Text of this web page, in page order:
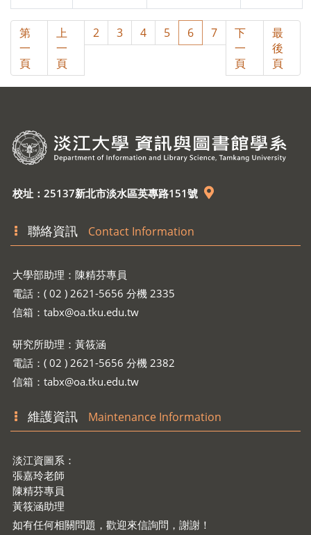
第
一
頁
上
一
頁
2 3 4 5 6 7
下
一
頁
最
後
頁
校址：25137新北市淡水區英專路151號
聯絡資訊 Contact Information
大學部助理：陳精芬專員
電話：( 02 ) 2621-5656 分機 2335
信箱： tabx@oa.tku.edu.tw
研究所助理：黃筱涵
電話：( 02 ) 2621-5656 分機 2382
信箱： tabx@oa.tku.edu.tw
維護資訊 Maintenance Information
淡江資圖系：
張嘉玲老師
陳精芬專員
黃筱涵助理
如有任何相關問題，歡迎來信詢問，謝謝！